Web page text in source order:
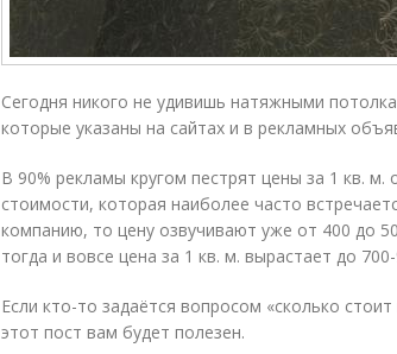
Сегодня никого не удивишь натяжными
которые указаны на сайтах и в рекламных
В 90% рекламы кругом пестрят цены за 1 кв. м.
стоимости, которая наиболее часто
компанию, то цену озвучивают уже от 400 до
тогда и вовсе цена за 1 кв. м. вырастает до
Если кто-то задаётся вопросом «сколько
этот пост вам будет полезен.